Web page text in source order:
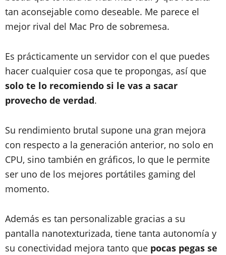
tan aconsejable como deseable. Me parece el
mejor rival del Mac Pro de sobremesa.
Es prácticamente un servidor con el que puedes
hacer cualquier cosa que te propongas, así que
solo te lo recomiendo si le vas a sacar
provecho de verdad.
Su rendimiento brutal supone una gran mejora
con respecto a la generación anterior, no solo en
CPU, sino también en gráficos, lo que le permite
ser uno de los mejores portátiles gaming del
momento.
Además es tan personalizable gracias a su
pantalla nanotexturizada, tiene tanta autonomía y
su conectividad mejora tanto que pocas pegas se